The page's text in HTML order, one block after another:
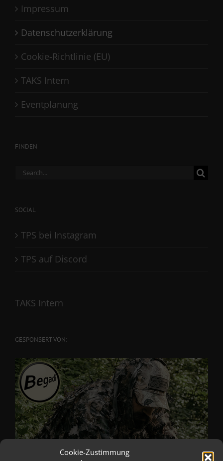
Cookie-Zustimmung
Impressum
Datenschutzerklärung
Cookie-Richtlinie (EU)
TAKS Intern
Eventplanung
FINDEN
Search
SOCIAL
TPS bei Instagram
TPS auf Discord
TAKS Intern
GESPONSERT VON: